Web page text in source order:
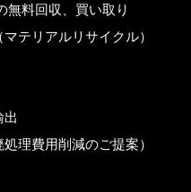
無料回収、買い取り
テリアルリサイクル）
出
理費用削減のご提案）